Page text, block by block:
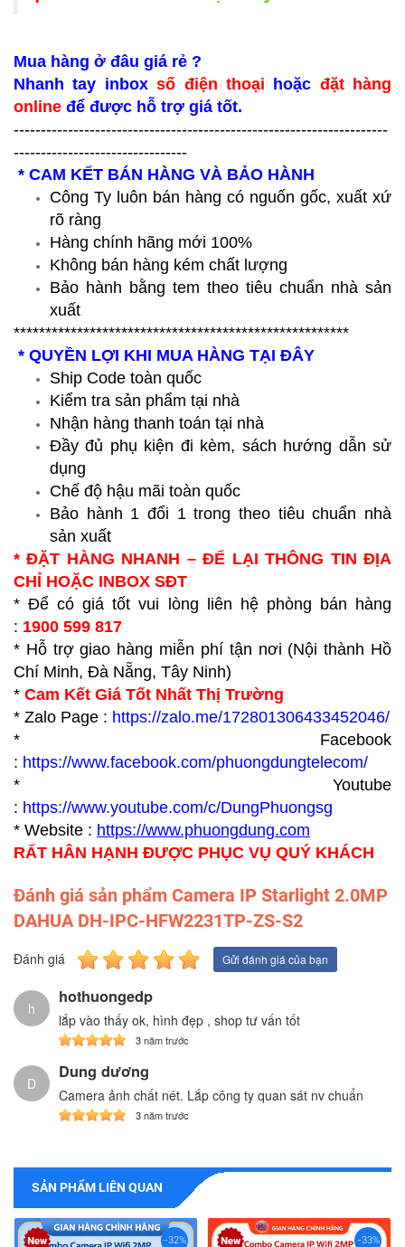
Mua hàng ở đâu giá rẻ ?
Nhanh tay inboxsố điện thoại hoặc đặt hàng
online để được hỗ trợ giá tốt.
---------------------------------------------------------------------
--------------------------------
* CAM KẾT BÁN HÀNG VÀ BẢO HÀNH
Công Ty luôn bán hàng có nguốn gốc, xuất xứ
rõ ràng
Hàng chính hãng mới 100%
Không bán hàng kém chất lượng
Bảo hành bằng tem theo tiêu chuẩn nhà sản
xuất
*****************************************************
* QUYỀN LỢI KHI MUA HÀNG TẠI ĐÂY
Ship Code toàn quốc
Kiểm tra sản phẩm tại nhà
Nhận hàng thanh toán tại nhà
Đầy đủ phụ kiện đi kèm, sách hướng dẫn sử
dụng
Chế độ hậu mãi toàn quốc
Bảo hành 1 đổi 1 trong theo tiêu chuẩn nhà
sản xuất
* ĐẶT HÀNG NHANH – ĐỂ LẠI THÔNG TIN ĐỊA
CHỈ HOẶC INBOX SĐT
* Để có giá tốt vui lòng liên hệ phòng bán hàng
: 1900 599 817
* Hỗ trợ giao hàng miễn phí tận nơi (Nội thành Hồ
Chí Minh, Đà Nẵng, Tây Ninh)
* Cam Kết Giá Tốt Nhất Thị Trường
* Zalo Page : https://zalo.me/172801306433452046/
* Facebook
: https://www.facebook.com/phuongdungtelecom/
* Youtube
: https://www.youtube.com/c/DungPhuongsg
* Website : https://www.phuongdung.com
RẤT HÂN HẠNH ĐƯỢC PHỤC VỤ QUÝ KHÁCH
Đánh giá sản phẩm Camera IP Starlight 2.0MP
DAHUA DH-IPC-HFW2231TP-ZS-S2
Đánh giá Gửi đánh giá của bạn
h
hothuongedp
lắp vào thấy ok, hình đẹp , shop tư vấn tốt
3 năm trước
D
Dung dương
Camera ảnh chất nét. Lắp công ty quan sát nv chuẩn
3 năm trước
SẢN PHẨM LIÊN QUAN
-32% -33%